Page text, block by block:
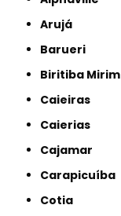
Arujá
Barueri
Biritiba Mirim
Caieiras
Caierias
Cajamar
Carapicuíba
Cotia